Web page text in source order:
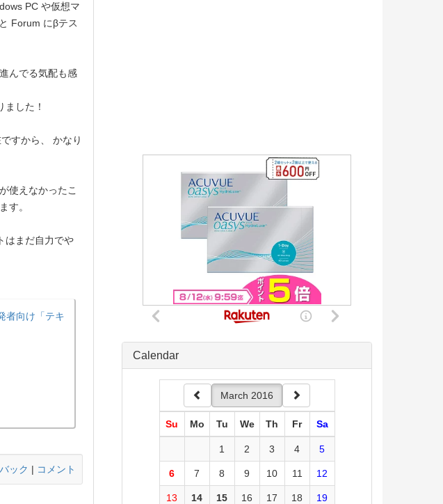
PC や仮想マ
Forum にβテス
んでる気配も感
した！
すから、 かなり
使えなかったこ
す。
はまだ自力でや
者向け「テキ
ック | コメント
Calendar
March 2016
Su Mo Tu We Th Fr Sa
1 2 3 4 5
6 7 8 9 10 11 12
13 14 15 16 17 18 19